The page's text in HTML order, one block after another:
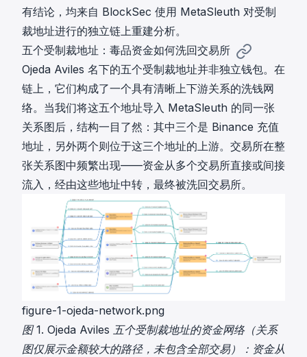
有结论，均来自 BlockSec 使用 MetaSleuth 对受制
裁地址进行的独立链上重建分析。
五个受制裁地址：毒品资金如何洗回交易所
Ojeda Aviles 名下的五个受制裁地址并非独立钱包。在
链上，它们构成了一个具有清晰上下游关系的洗钱网
络。当我们将这五个地址导入 MetaSleuth 的同一张
关系图后，结构一目了然：其中三个是 Binance 充值
地址，另外两个则位于这三个地址的上游。交易所在整
张关系图中频繁出现——资金从多个交易所直接或间接
流入，经由这些地址中转，最终被洗回交易所。
figure-1-ojeda-network.png
图 1. Ojeda Aviles 五个受制裁地址的资金网络（关系
图仅展示金额较大的路径，未包含全部交易）：资金从